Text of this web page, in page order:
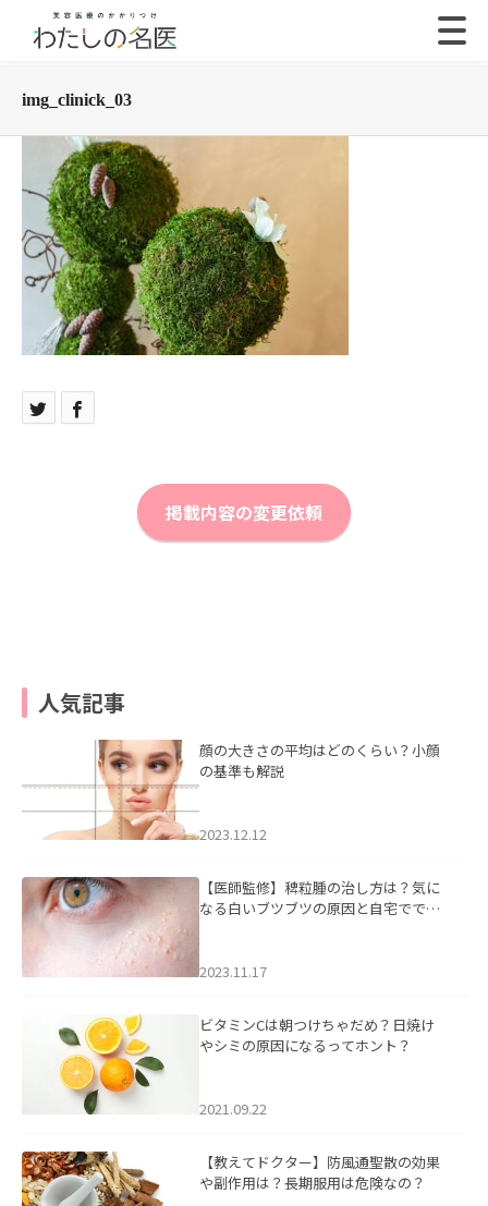
img_clinick_03
掲載内容の変更依頼
人気記事
顔の大きさの平均はどのくらい？小顔
の基準も解説
2023.12.12
【医師監修】稗粒腫の治し方は？気に
なる白いブツブツの原因と自宅ででき
2023.11.17
ビタミンCは朝つけちゃだめ？日焼け
やシミの原因になるってホント？
2021.09.22
【教えてドクター】防風通聖散の効果
や副作用は？長期服用は危険なの？